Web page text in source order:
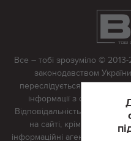
Все – тобі зрозуміло ©
законодавством
переслідується в
інформації з сайту
Відповідальність за
на сайті, крім матеріалів,
інформаційні агентства або